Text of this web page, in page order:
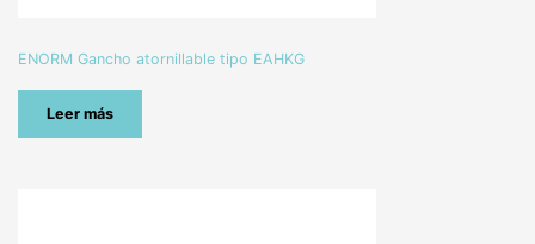
ENORM Gancho atornillable tipo EAHKG
Leer más